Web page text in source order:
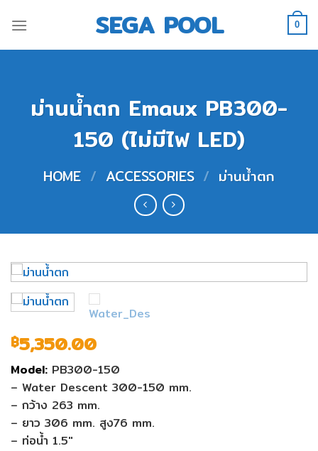
to
SEGA POOL 0
ม่านน้ำตก Emaux PB300-
150 (ไม่มีไฟ LED)
HOME / ACCESSORIES / ม่านน้ำตก
฿5,350.00
Model: PB300-150
– Water Descent 300-150 mm.
– กว้าง 263 mm.
– ยาว 306 mm. สูง76 mm.
– ท่อน้ำ 1.5″